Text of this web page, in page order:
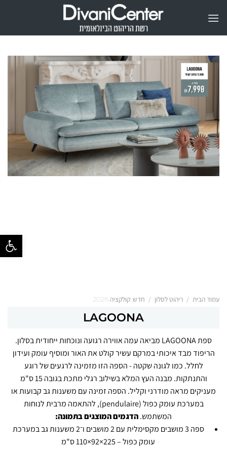
פתח
עמוד הבית / ריהוט לסלון / חדש: קולקציה 2026
LAGOONA
ספת LAGOONA מביאה עמה אווירה רגועה ונוכחות ייחודית בסלון.
הריפוד מבד איכותי במרקם עשיר קולט את האור ומוסיף עומק ועידון
לחלל. כמו לגונה שקטה - הספה הזו מזמינה לרגעים של רוגע
והתנתקות. מבנה העץ המלא בשילוב רגלי מתכת בגובה 15 ס"מ
מעניקים מראה מודרני וקליל. הספה זמינה עם משענות גב קבועות או
במערכת עומק כפול (pendulaire), להתאמה מרבית לנוחות
המשתמש.הדגמים המוצגים בתמונה:
ספה 3 מושבים מקסימלית עם 2 מושבים ו־2 משענות גב במערכת
עומק כפול – 225×92×110 ס"מ